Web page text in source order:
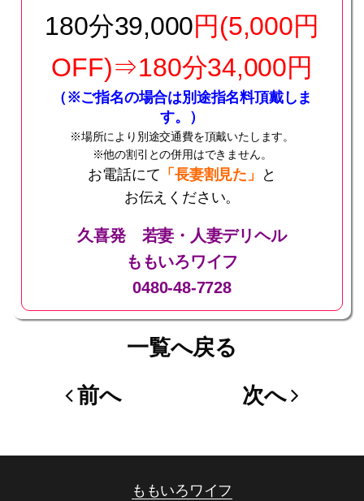
180分39,000円(5,000円
OFF)⇒180分34,000円
（※ご指名の場合は別途指名料頂戴しま
す。）
※場所により別途交通費を頂戴いたします。
※他の割引との併用はできません。
お電話にて 「長妻割見た」
と
お伝えください。
久喜発 若妻・人妻デリヘル
ももいろワイフ
0480‐48‐7728
前へ
一覧へ戻る
次へ
ももいろワイフ